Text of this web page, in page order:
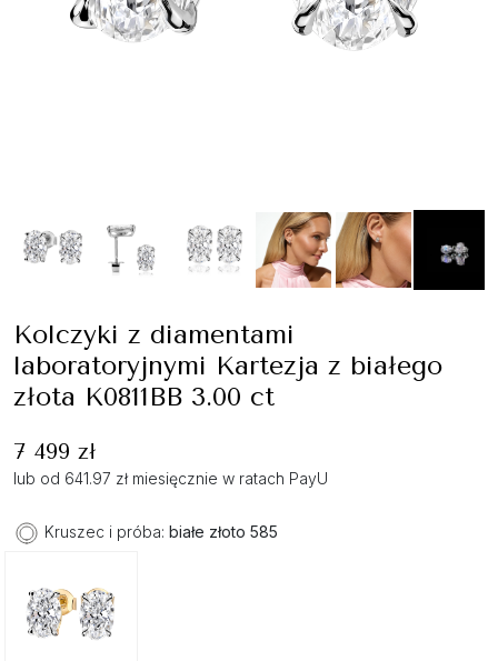
Kolczyki z diamentami
laboratoryjnymi Kartezja z białego
złota K0811BB 3.00 ct
7 499 zł
lub od 641.97 zł miesięcznie w ratach PayU
Kruszec i próba: białe złoto 585